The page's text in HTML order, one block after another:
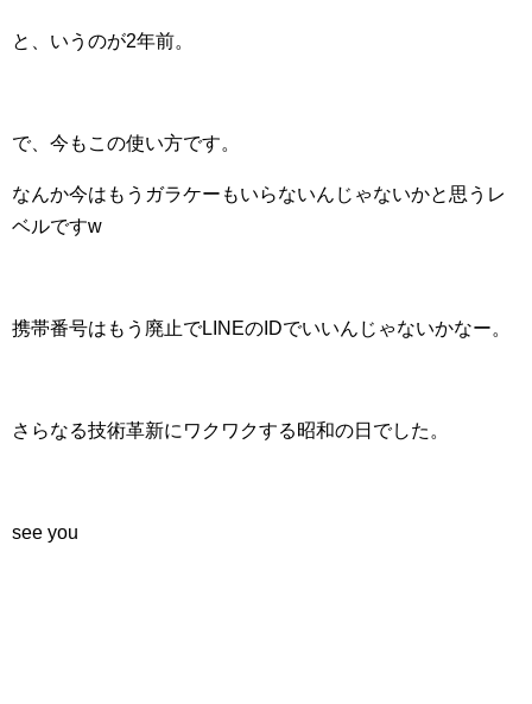
と、いうのが2年前。
で、今もこの使い方です。
なんか今はもうガラケーもいらないんじゃないかと思うレ
ベルですw
携帯番号はもう廃止でLINEのIDでいいんじゃないかなー。
さらなる技術革新にワクワクする昭和の日でした。
see you